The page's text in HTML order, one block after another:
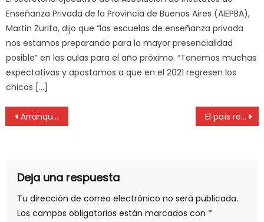
Enseñanza Privada de la Provincia de Buenos Aires (AIEPBA),
Martin Zurita, dijo que “las escuelas de enseñanza privada
nos estamos preparando para la mayor presencialidad
posible” en las aulas para el año próximo. “Tenemos muchas
expectativas y apostamos a que en el 2021 regresen los
chicos […]
Arranque de semana frío y ventoso El país recordó a Favaloro tras 20 años de su muerte
Deja una respuesta
Tu dirección de correo electrónico no será publicada.
Los campos obligatorios están marcados con *